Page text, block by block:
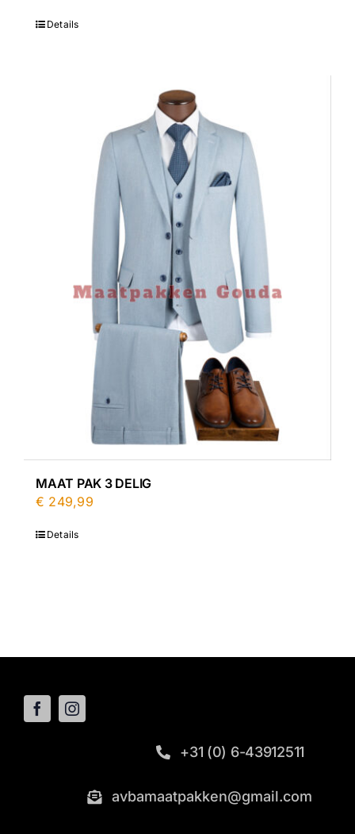
Details
MAAT PAK 3 DELIG
€ 249,99
Details
+31 (0) 6-43912511
avbamaatpakken@gmail.com